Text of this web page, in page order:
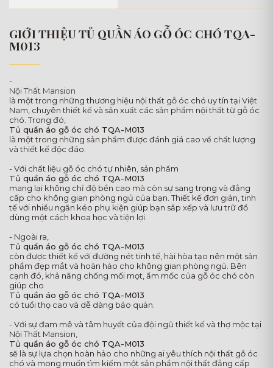
GIỚI THIỆU TỦ QUẦN ÁO GỖ ÓC CHÓ TQA-
M013
-
Nội Thất Mansion
là một trong những thương hiệu nội thất gỗ óc chó uy tín tại Việt
Nam, chuyên thiết kế và sản xuất các sản phẩm nội thất từ gỗ óc
chó. Trong đó,
Tủ quần áo gỗ óc chó TQA-M013
là một trong những sản phẩm được đánh giá cao về chất lượng
và thiết kế độc đáo.
- Với chất liệu gỗ óc chó tự nhiên, sản phẩm
Tủ quần áo gỗ óc chó TQA-M013
mang lại không chỉ độ bền cao mà còn sự sang trọng và đẳng
cấp cho không gian phòng ngủ của bạn. Thiết kế đơn giản, tinh
tế với nhiều ngăn kéo phụ kiện giúp bạn sắp xếp và lưu trữ đồ
dùng một cách khoa học và tiện lợi.
- Ngoài ra,
Tủ quần áo gỗ óc chó TQA-M013
còn được thiết kế với đường nét tinh tế, hài hòa tạo nên một sản
phẩm đẹp mắt và hoàn hảo cho không gian phòng ngủ. Bên
cạnh đó, khả năng chống mối mọt, ẩm mốc của gỗ óc chó còn
giúp cho
Tủ quần áo gỗ óc chó TQA-M013
có tuổi thọ cao và dễ dàng bảo quản.
- Với sự đam mê và tâm huyết của đội ngũ thiết kế và thợ mộc tại
Nội Thất Mansion,
Tủ quần áo gỗ óc chó TQA-M013
sẽ là sự lựa chọn hoàn hảo cho những ai yêu thích nội thất gỗ óc
chó và mong muốn tìm kiếm một sản phẩm nội thất đẳng cấp